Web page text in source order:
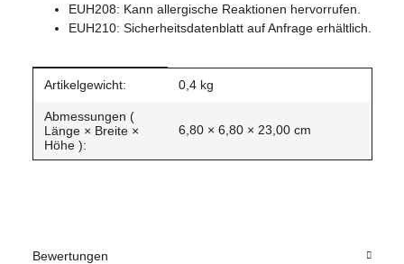
EUH208: Kann allergische Reaktionen hervorrufen.
EUH210: Sicherheitsdatenblatt auf Anfrage erhältlich.
Produkteigenschaft
Wert
Artikelgewicht: 0,4 kg
Abmessungen (
Länge × Breite ×
Höhe ):
6,80 × 6,80 × 23,00 cm
Bewertungen